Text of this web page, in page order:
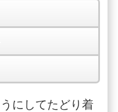
にしてたどり着